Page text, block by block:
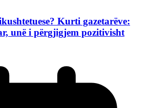
Kurti gazetarëve:
unë i përgjigjem pozitivisht